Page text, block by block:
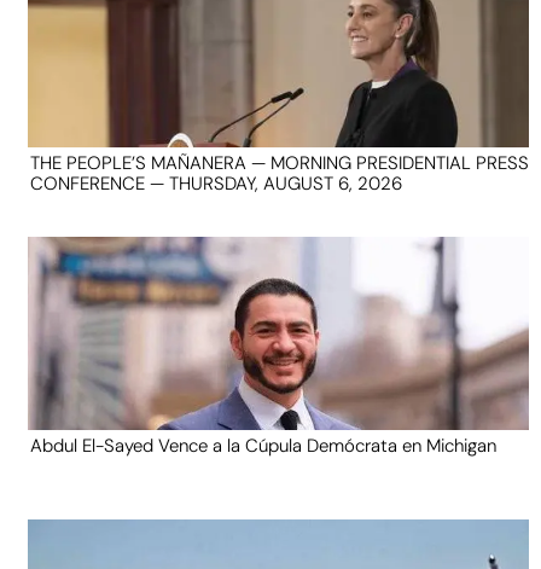
THE PEOPLE’S MAÑANERA — MORNING PRESIDENTIAL PRESS
CONFERENCE — THURSDAY, AUGUST 6, 2026
Abdul El-Sayed Vence a la Cúpula Demócrata en Michigan